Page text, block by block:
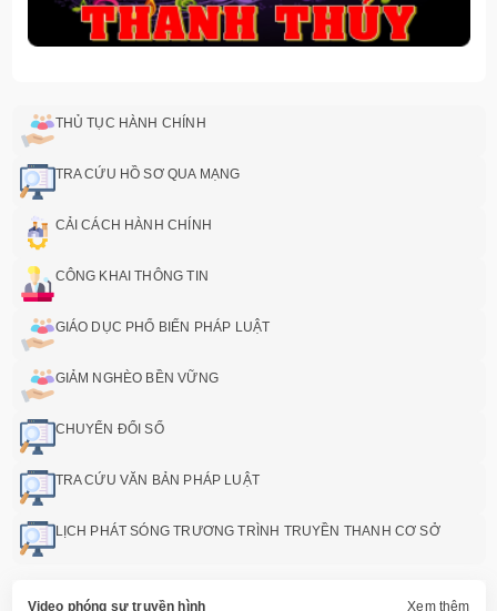
THỦ TỤC HÀNH CHÍNH
TRA CỨU HỒ SƠ QUA MẠNG
CẢI CÁCH HÀNH CHÍNH
CÔNG KHAI THÔNG TIN
GIÁO DỤC PHỔ BIẾN PHÁP LUẬT
GIẢM NGHÈO BỀN VỮNG
CHUYỂN ĐỔI SỐ
TRA CỨU VĂN BẢN PHÁP LUẬT
LỊCH PHÁT SÓNG TRƯƠNG TRÌNH TRUYỀN THANH CƠ SỞ
Video phóng sự truyền hình Xem thêm